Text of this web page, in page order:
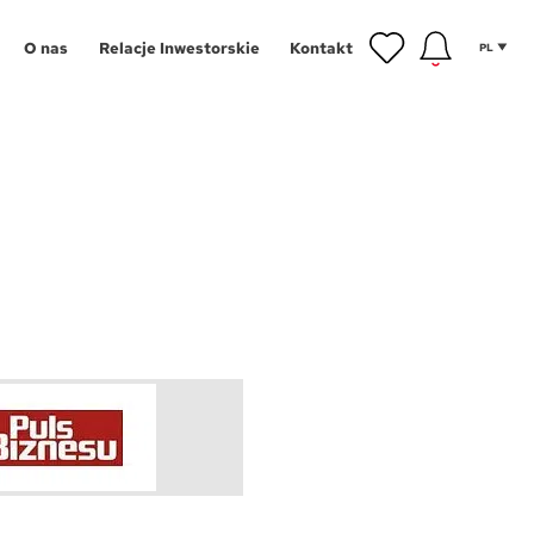
Poznań
Trójmiasto
O nas Relacje Inwestorskie Kontakt PL